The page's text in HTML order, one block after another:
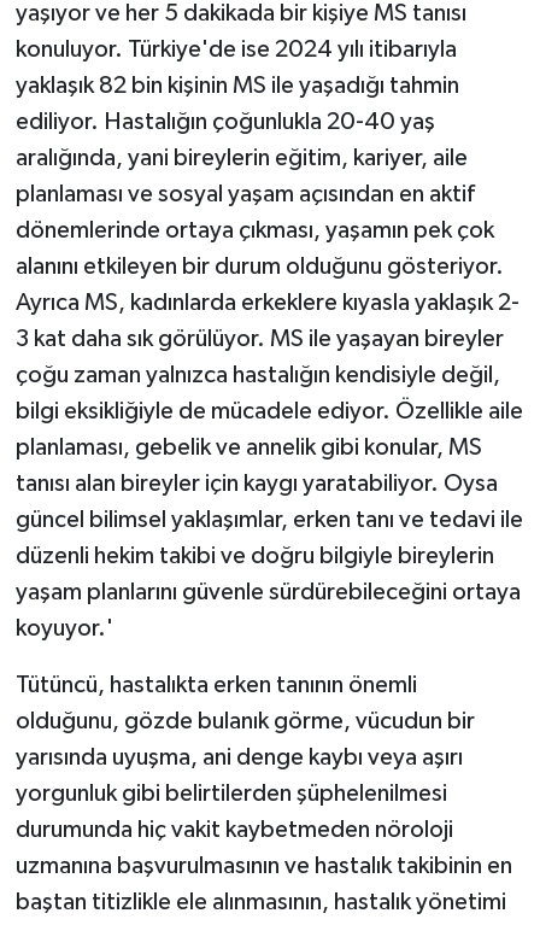
yaşıyor ve her 5 dakikada bir kişiye MS tanısı
konuluyor. Türkiye'de ise 2024 yılı itibarıyla
yaklaşık 82 bin kişinin MS ile yaşadığı tahmin
ediliyor. Hastalığın çoğunlukla 20-40 yaş
aralığında, yani bireylerin eğitim, kariyer, aile
planlaması ve sosyal yaşam açısından en aktif
dönemlerinde ortaya çıkması, yaşamın pek çok
alanını etkileyen bir durum olduğunu gösteriyor.
Ayrıca MS, kadınlarda erkeklere kıyasla yaklaşık 2-
3 kat daha sık görülüyor. MS ile yaşayan bireyler
çoğu zaman yalnızca hastalığın kendisiyle değil,
bilgi eksikliğiyle de mücadele ediyor. Özellikle aile
planlaması, gebelik ve annelik gibi konular, MS
tanısı alan bireyler için kaygı yaratabiliyor. Oysa
güncel bilimsel yaklaşımlar, erken tanı ve tedavi ile
düzenli hekim takibi ve doğru bilgiyle bireylerin
yaşam planlarını güvenle sürdürebileceğini ortaya
koyuyor.'
Tütüncü, hastalıkta erken tanının önemli
olduğunu, gözde bulanık görme, vücudun bir
yarısında uyuşma, ani denge kaybı veya aşırı
yorgunluk gibi belirtilerden şüphelenilmesi
durumunda hiç vakit kaybetmeden nöroloji
uzmanına başvurulmasının ve hastalık takibinin en
baştan titizlikle ele alınmasının, hastalık yönetimi